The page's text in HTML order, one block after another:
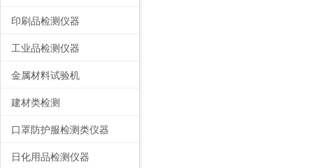
印刷品检测仪器
工业品检测仪器
金属材料试验机
建材类检测
口罩防护服检测类仪器
日化用品检测仪器